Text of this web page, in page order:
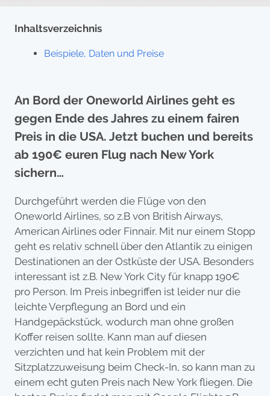
Inhaltsverzeichnis
Beispiele, Daten und Preise
An Bord der Oneworld Airlines geht es
gegen Ende des Jahres zu einem fairen
Preis in die USA. Jetzt buchen und bereits
ab 190€ euren Flug nach New York
sichern…
Durchgeführt werden die Flüge von den
Oneworld Airlines, so z.B von British Airways,
American Airlines oder Finnair. Mit nur einem Stopp
geht es relativ schnell über den Atlantik zu einigen
Destinationen an der Ostküste der USA. Besonders
interessant ist z.B. New York City für knapp 190€
pro Person. Im Preis inbegriffen ist leider nur die
leichte Verpflegung an Bord und ein
Handgepäckstück, wodurch man ohne großen
Koffer reisen sollte. Kann man auf diesen
verzichten und hat kein Problem mit der
Sitzplatzzuweisung beim Check-In, so kann man zu
einem echt guten Preis nach New York fliegen. Die